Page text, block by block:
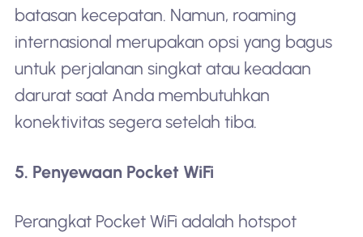
batasan kecepatan. Namun, roaming
internasional merupakan opsi yang bagus
untuk perjalanan singkat atau keadaan
darurat saat Anda membutuhkan
konektivitas segera setelah tiba.
5. Penyewaan Pocket WiFi
Perangkat Pocket WiFi adalah hotspot